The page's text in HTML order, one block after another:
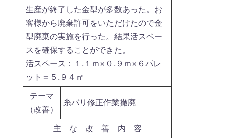
生産が終了した金型が多数あった。お
客様から廃棄許可をいただけたので金
型廃棄の実施を行った。結果活スペー
スを確保することができた。
活スペース：１.１ｍ×０.９ｍ×６パレ
ット＝５.９４㎡
テーマ
（改善）
糸バリ修正作業撤廃
主 な 改 善 内 容